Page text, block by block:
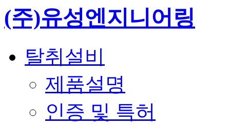
(주)유성엔지니어링
탈취설비
제품설명
인증 및 특허